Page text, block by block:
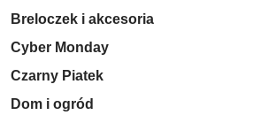
Breloczek i akcesoria
Cyber Monday
Czarny Piatek
Dom i ogród